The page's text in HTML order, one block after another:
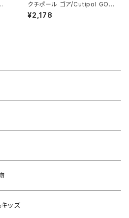
クチポール ゴア/Cutipol GOA
ブラックシルバー テーブルスプ
ーン
¥2,178
ッズ